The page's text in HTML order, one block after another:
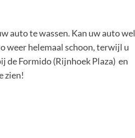
auto te wassen. Kan uw auto wel
weer helemaal schoon, terwijl u
de Formido (Rijnhoek Plaza) en
zien!